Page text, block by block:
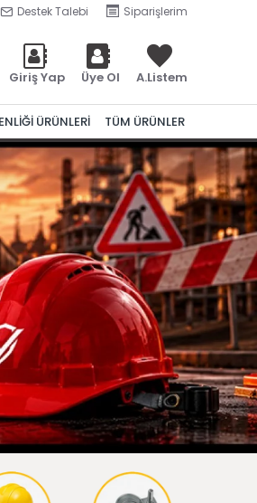
Destek Talebi Siparişlerim
Giriş Yap Üye Ol A.Listem
ÜRÜNLERİ TÜM ÜRÜNLER